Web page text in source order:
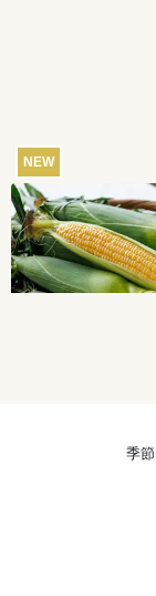
NEW
【産地直送】北軽
沢のとうもろこし
本
送料込
季